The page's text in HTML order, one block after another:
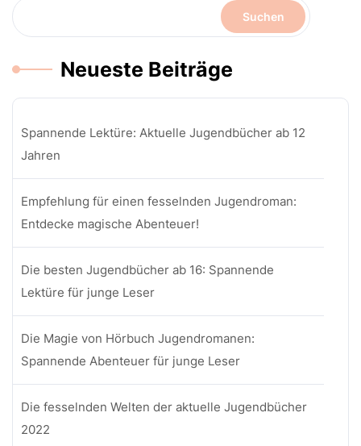
Suchen
Neueste Beiträge
Spannende Lektüre: Aktuelle Jugendbücher ab 12
Jahren
Empfehlung für einen fesselnden Jugendroman:
Entdecke magische Abenteuer!
Die besten Jugendbücher ab 16: Spannende
Lektüre für junge Leser
Die Magie von Hörbuch Jugendromanen:
Spannende Abenteuer für junge Leser
Die fesselnden Welten der aktuelle Jugendbücher
2022